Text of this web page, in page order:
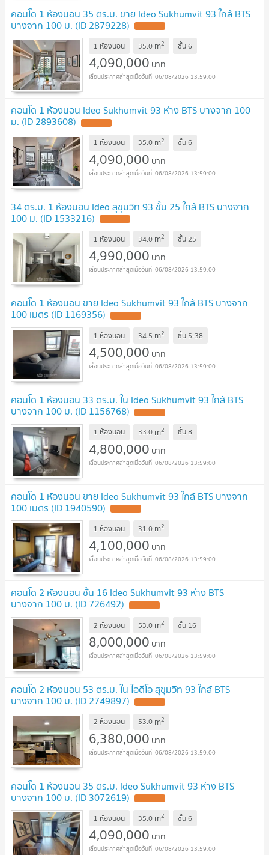
คอนโด 1 ห้องนอน 35 ตร.ม. ขาย Ideo Sukhumvit 93 ใกล้ BTS
บางจาก 100 ม. (ID 2879228)
1 ห้องนอน 35.0 m2 ชั้น6
4,090,000 บาท
06/08/2026 13:59:00
คอนโด 1 ห้องนอน Ideo Sukhumvit 93 ห่าง BTS บางจาก 100
ม. (ID 2893608)
1 ห้องนอน 35.0 m2 ชั้น6
4,090,000 บาท
06/08/2026 13:59:00
34 ตร.ม. 1 ห้องนอน Ideo สุขุมวิท 93 ชั้น 25 ใกล้ BTS บางจาก
100 ม. (ID 1533216)
1 ห้องนอน 34.0 m2 ชั้น25
4,990,000 บาท
06/08/2026 13:59:00
คอนโด 1 ห้องนอน ขาย Ideo Sukhumvit 93 ใกล้ BTS บางจาก
100 เมตร (ID 1169356)
1 ห้องนอน 34.5 m2 ชั้น 5-38
4,500,000 บาท
06/08/2026 13:59:00
คอนโด 1 ห้องนอน 33 ตร.ม. ใน Ideo Sukhumvit 93 ใกล้ BTS
บางจาก 100 ม. (ID 1156768)
1 ห้องนอน 33.0 m2 ชั้น8
4,800,000 บาท
06/08/2026 13:59:00
คอนโด 1 ห้องนอน ขาย Ideo Sukhumvit 93 ใกล้ BTS บางจาก
100 เมตร (ID 1940590)
1 ห้องนอน 31.0 m2
4,100,000 บาท
06/08/2026 13:59:00
คอนโด 2 ห้องนอน ชั้น 16 Ideo Sukhumvit 93 ห่าง BTS
บางจาก 100 ม. (ID 726492)
2 ห้องนอน 53.0 m2 ชั้น 16
8,000,000 บาท
06/08/2026 13:59:00
คอนโด 2 ห้องนอน 53 ตร.ม. ใน ไอดีโอ สุขุมวิท 93 ใกล้ BTS
บางจาก 100 ม. (ID 2749897)
2 ห้องนอน 53.0 m2
6,380,000 บาท
06/08/2026 13:59:00
คอนโด 1 ห้องนอน 35 ตร.ม. Ideo Sukhumvit 93 ห่าง BTS
บางจาก 100 ม. (ID 3072619)
1 ห้องนอน 35.0 m2 ชั้น6
4,090,000 บาท
06/08/2026 13:59:00